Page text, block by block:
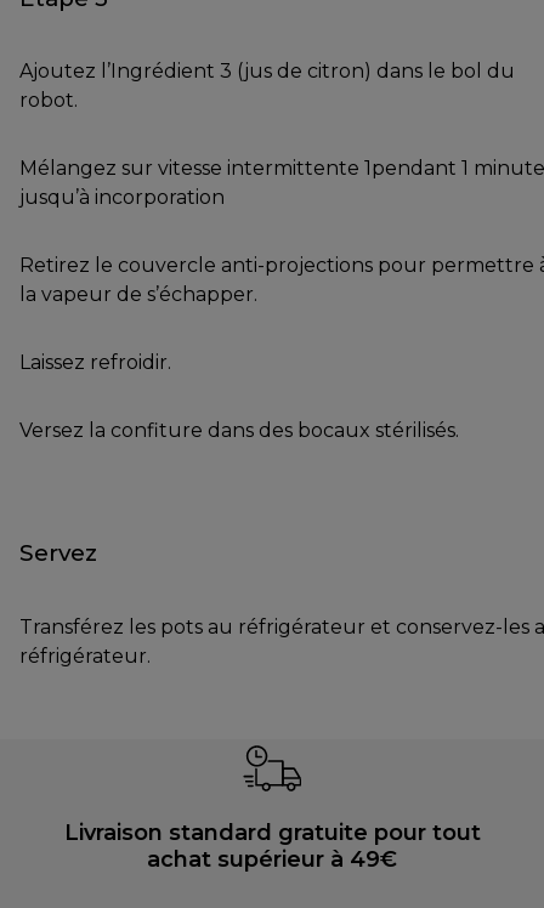
Ajoutez l’Ingrédient 3 (jus de citron) dans le bol du
robot.
Mélangez sur vitesse intermittente 1pendant 1 minute
jusqu’à incorporation
Retirez le couvercle anti-projections pour permettre
la vapeur de s’échapper.
Laissez refroidir.
Versez la confiture dans des bocaux stérilisés.
Servez
Transférez les pots au réfrigérateur et conservez-les
réfrigérateur.
Livraison standard gratuite pour tout
achat supérieur à 49€